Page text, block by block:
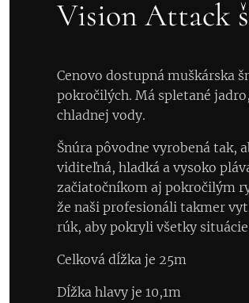
Vision Attack
Cenovo dostupná muškárska
pokročilých. Má spletané
chladnej vody.
Šnúra pôvodne vyrobená tak,
viditeľná, hladká a vysoko
začiatočníkom aj pokročilým
že naši profesionáli takmer
rúk, aby pokryli všetky
Celková dĺžka je 25m
Dĺžka hlavy je 10,1m